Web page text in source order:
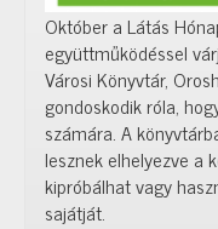
Október a Látás
együttműködéssel
Városi Könyvtár,
gondoskodik róla,
számára. A
lesznek elhelyezve a
kipróbálhat vagy
sajátját.